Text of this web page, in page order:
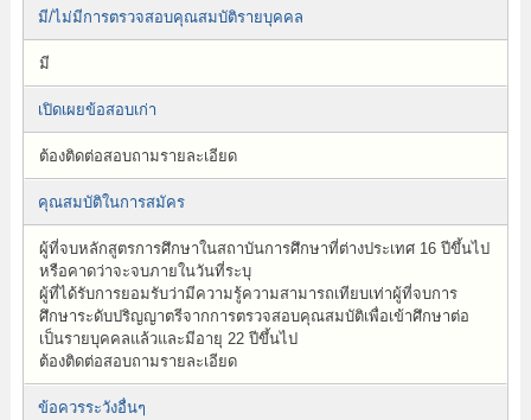
มี/ไม่มีการตรวจสอบคุณสมบัติรายบุคคล
มี
เปิดเผยข้อสอบเก่า
ต้องติดต่อสอบถามรายละเอียด
คุณสมบัติในการสมัคร
ผู้ที่จบหลักสูตรการศึกษาในสถาบันการศึกษาที่ต่างประเทศ 16 ปีขึ้นไป
หรือคาดว่าจะจบภายในวันที่ระบุ
ผู้ที่ได้รับการยอมรับว่ามีความรู้ความสามารถเทียบเท่าผู้ที่จบการ
ศึกษาระดับปริญญาตรีจากการตรวจสอบคุณสมบัติเพื่อเข้าศึกษาต่อ
เป็นรายบุคคลแล้วและมีอายุ 22 ปีขึ้นไป
ต้องติดต่อสอบถามรายละเอียด
ข้อควรระวังอื่นๆ